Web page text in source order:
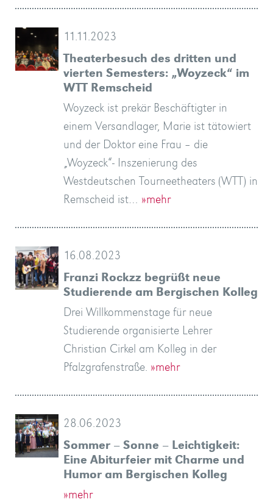
11.11.2023
Theaterbesuch des dritten und
vierten Semesters: „Woyzeck“ im
WTT Remscheid
Woyzeck ist prekär Beschäftigter in
einem Versandlager, Marie ist tätowiert
und der Doktor eine Frau – die
„Woyzeck“- Inszenierung des
Westdeutschen Tourneetheaters (WTT) in
Remscheid ist… »mehr
16.08.2023
Franzi Rockzz begrüßt neue
Studierende am Bergischen Kolleg
Drei Willkommenstage für neue
Studierende organisierte Lehrer
Christian Cirkel am Kolleg in der
Pfalzgrafenstraße. »mehr
28.06.2023
Sommer – Sonne – Leichtigkeit:
Eine Abiturfeier mit Charme und
Humor am Bergischen Kolleg
»mehr